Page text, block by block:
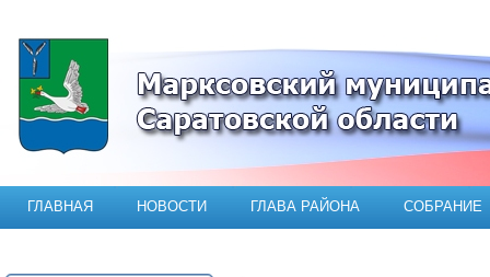
Официальный сайт Марксовского
ГЛАВНАЯ НОВОСТИ ГЛАВА РАЙОНА СОБРАНИЕ